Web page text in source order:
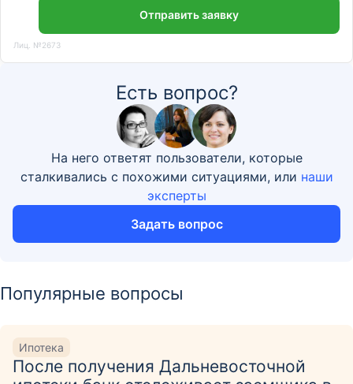
Отправить заявку
Лиц. №2673
Есть вопрос?
На него ответят пользователи, которые
сталкивались с похожими ситуациями, или наши
эксперты
Задать вопрос
Популярные вопросы
Ипотека
После получения Дальневосточной